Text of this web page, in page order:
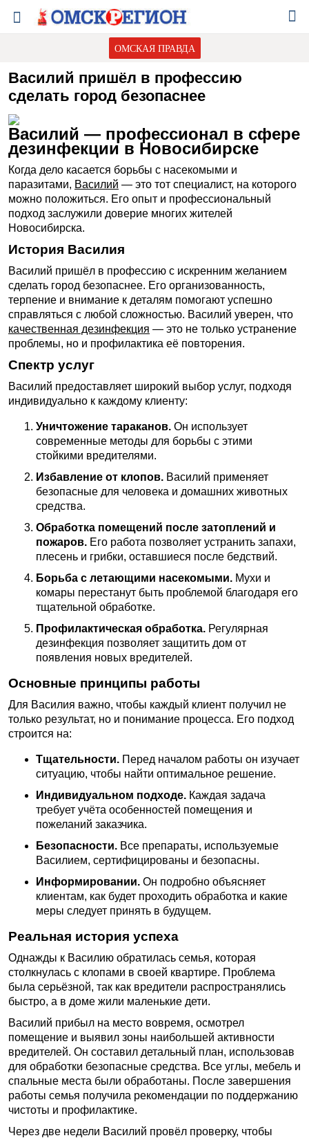
ОМСКАЯ ПРАВДА
Василий пришёл в профессию
сделать город безопаснее
Василий — профессионал в сфере
дезинфекции в Новосибирске
Когда дело касается борьбы с насекомыми и
паразитами, Василий — это тот специалист, на которого
можно положиться. Его опыт и профессиональный
подход заслужили доверие многих жителей
Новосибирска.
История Василия
Василий пришёл в профессию с искренним желанием
сделать город безопаснее. Его организованность,
терпение и внимание к деталям помогают успешно
справляться с любой сложностью. Василий уверен, что
качественная дезинфекция — это не только устранение
проблемы, но и профилактика её повторения.
Спектр услуг
Василий предоставляет широкий выбор услуг, подходя
индивидуально к каждому клиенту:
Уничтожение тараканов. Он использует
современные методы для борьбы с этими
стойкими вредителями.
Избавление от клопов. Василий применяет
безопасные для человека и домашних животных
средства.
Обработка помещений после затоплений и
пожаров. Его работа позволяет устранить запахи,
плесень и грибки, оставшиеся после бедствий.
Борьба с летающими насекомыми. Мухи и
комары перестанут быть проблемой благодаря его
тщательной обработке.
Профилактическая обработка. Регулярная
дезинфекция позволяет защитить дом от
появления новых вредителей.
Основные принципы работы
Для Василия важно, чтобы каждый клиент получил не
только результат, но и понимание процесса. Его подход
строится на:
Тщательности. Перед началом работы он изучает
ситуацию, чтобы найти оптимальное решение.
Индивидуальном подходе. Каждая задача
требует учёта особенностей помещения и
пожеланий заказчика.
Безопасности. Все препараты, используемые
Василием, сертифицированы и безопасны.
Информировании. Он подробно объясняет
клиентам, как будет проходить обработка и какие
меры следует принять в будущем.
Реальная история успеха
Однажды к Василию обратилась семья, которая
столкнулась с клопами в своей квартире. Проблема
была серьёзной, так как вредители распространялись
быстро, а в доме жили маленькие дети.
Василий прибыл на место вовремя, осмотрел
помещение и выявил зоны наибольшей активности
вредителей. Он составил детальный план, использовав
для обработки безопасные средства. Все углы, мебель и
спальные места были обработаны. После завершения
работы семья получила рекомендации по поддержанию
чистоты и профилактике.
Через две недели Василий провёл проверку, чтобы